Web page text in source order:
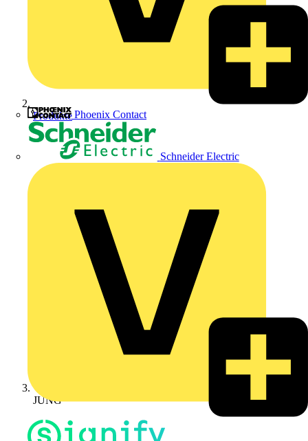
Phoenix Contact
Schneider Electric
Produkte
JUNG